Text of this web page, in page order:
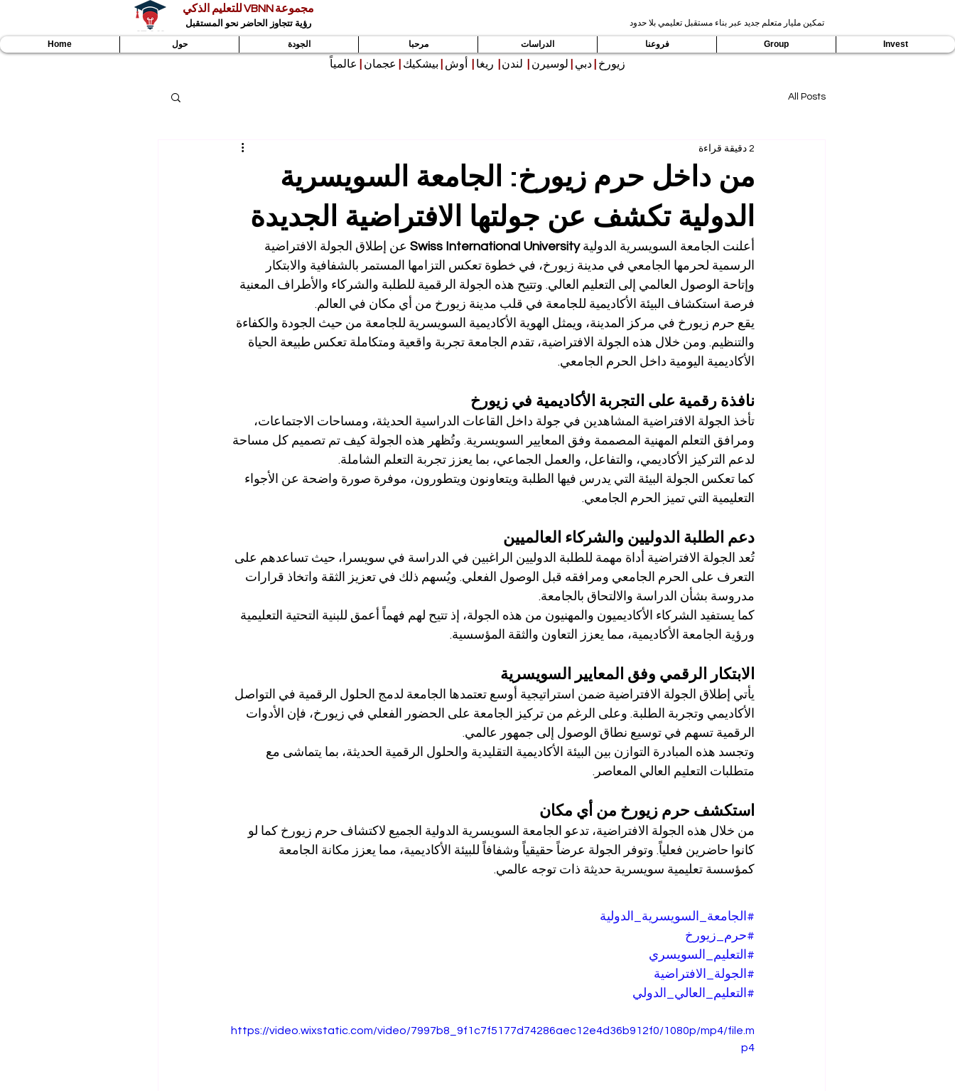
مجموعة VBNN للتعليم الذكي
رؤية تتجاوز الحاضر نحو المستقبل تمكين مليار متعلم جديد عبر بناء مستقبل تعليمي بلا حدود
Home حول الجودة مرحبا الدراسات فروعنا Group Invest
زيورخ دبي لوسيرن لندن ريغا أوش بيشكيك عجمان عالمياً
All Posts
من داخل حرم زيورخ: الجامعة السويسرية
الدولية تكشف عن جولتها الافتراضية الجديدة
2 دقيقة قراءة
أعلنت الجامعة السويسرية الدولية Swiss International University عن إطلاق الجولة الافتراضية
الرسمية لحرمها الجامعي في مدينة زيورخ، في خطوة تعكس التزامها المستمر بالشفافية والابتكار
وإتاحة الوصول العالمي إلى التعليم العالي. وتتيح هذه الجولة الرقمية للطلبة والشركاء والأطراف المعنية
فرصة استكشاف البيئة الأكاديمية للجامعة في قلب مدينة زيورخ من أي مكان في العالم.
يقع حرم زيورخ في مركز المدينة، ويمثل الهوية الأكاديمية السويسرية للجامعة من حيث الجودة والكفاءة
والتنظيم. ومن خلال هذه الجولة الافتراضية، تقدم الجامعة تجربة واقعية ومتكاملة تعكس طبيعة الحياة
الأكاديمية اليومية داخل الحرم الجامعي.
نافذة رقمية على التجربة الأكاديمية في زيورخ
تأخذ الجولة الافتراضية المشاهدين في جولة داخل القاعات الدراسية الحديثة، ومساحات الاجتماعات،
ومرافق التعلم المهنية المصممة وفق المعايير السويسرية. وتُظهر هذه الجولة كيف تم تصميم كل مساحة
لدعم التركيز الأكاديمي، والتفاعل، والعمل الجماعي، بما يعزز تجربة التعلم الشاملة.
كما تعكس الجولة البيئة التي يدرس فيها الطلبة ويتعاونون ويتطورون، موفرة صورة واضحة عن الأجواء
التعليمية التي تميز الحرم الجامعي.
دعم الطلبة الدوليين والشركاء العالميين
تُعد الجولة الافتراضية أداة مهمة للطلبة الدوليين الراغبين في الدراسة في سويسرا، حيث تساعدهم على
التعرف على الحرم الجامعي ومرافقه قبل الوصول الفعلي. ويُسهم ذلك في تعزيز الثقة واتخاذ قرارات
مدروسة بشأن الدراسة والالتحاق بالجامعة.
كما يستفيد الشركاء الأكاديميون والمهنيون من هذه الجولة، إذ تتيح لهم فهماً أعمق للبنية التحتية التعليمية
ورؤية الجامعة الأكاديمية، مما يعزز التعاون والثقة المؤسسية.
الابتكار الرقمي وفق المعايير السويسرية
يأتي إطلاق الجولة الافتراضية ضمن استراتيجية أوسع تعتمدها الجامعة لدمج الحلول الرقمية في التواصل
الأكاديمي وتجربة الطلبة. وعلى الرغم من تركيز الجامعة على الحضور الفعلي في زيورخ، فإن الأدوات
الرقمية تسهم في توسيع نطاق الوصول إلى جمهور عالمي.
وتجسد هذه المبادرة التوازن بين البيئة الأكاديمية التقليدية والحلول الرقمية الحديثة، بما يتماشى مع
متطلبات التعليم العالي المعاصر.
استكشف حرم زيورخ من أي مكان
من خلال هذه الجولة الافتراضية، تدعو الجامعة السويسرية الدولية الجميع لاكتشاف حرم زيورخ كما لو
كانوا حاضرين فعلياً. وتوفر الجولة عرضاً حقيقياً وشفافاً للبيئة الأكاديمية، مما يعزز مكانة الجامعة
كمؤسسة تعليمية سويسرية حديثة ذات توجه عالمي.
#الجامعة_السويسرية_الدولية
#حرم_زيورخ
#التعليم_السويسري
#الجولة_الافتراضية
#التعليم_العالي_الدولي
https://video.wixstatic.com/video/7997b8_9f1c7f5177d74286aec12e4d36b912f0/1080p/mp4/file.m
p4